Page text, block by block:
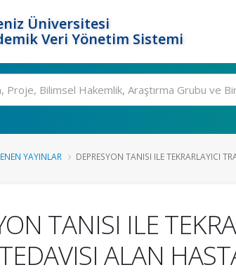
Üniversitesi
Veri Yönetim Sistemi
YAYINLAR DEPRESYON TANISI ILE TEKRARLAYICI
TANISI ILE
ALAN